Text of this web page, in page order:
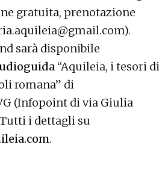
gratuita, prenotazione
sarà disponibile
“Aquileia, i tesori di
romana” di
(Infopoint di via Giulia
Tutti i dettagli su
.